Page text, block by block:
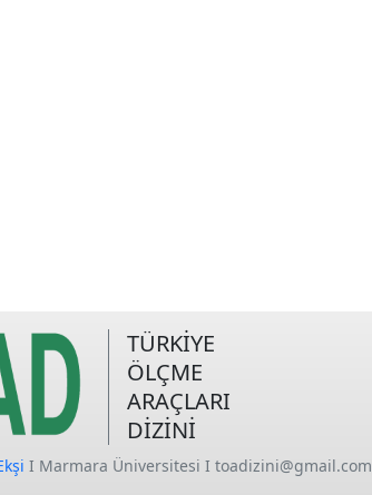
TÜRKİYE
ÖLÇME
ARAÇLARI
DİZİNİ
I Marmara Üniversitesi I toadizini@gmail.com